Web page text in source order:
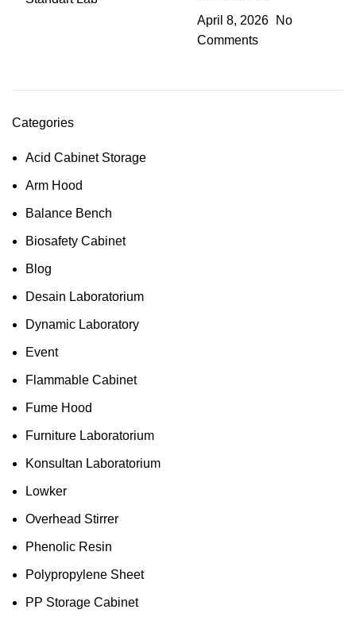
April 8, 2026
No
Comments
Categories
Acid Cabinet Storage
Arm Hood
Balance Bench
Biosafety Cabinet
Blog
Desain Laboratorium
Dynamic Laboratory
Event
Flammable Cabinet
Fume Hood
Furniture Laboratorium
Konsultan Laboratorium
Lowker
Overhead Stirrer
Phenolic Resin
Polypropylene Sheet
PP Storage Cabinet